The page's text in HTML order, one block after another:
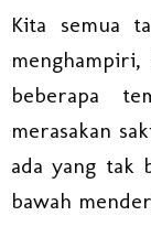
Kita semua
beberapa
merasakan
ada yang tak
bawah